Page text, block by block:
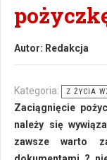
Autor: Redakcja
Kategoria: Z ŻYCIA
Zaciągnięcie
należy się
zawsze warto